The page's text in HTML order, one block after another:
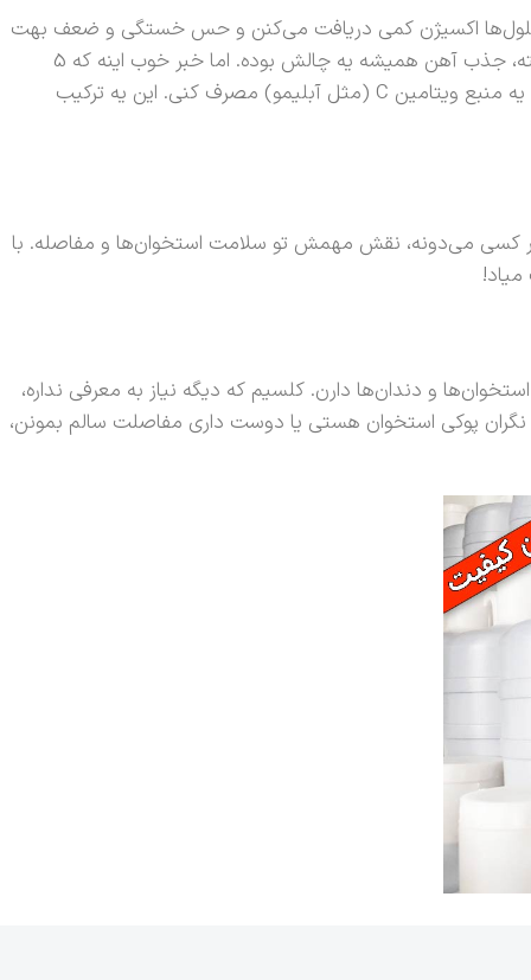
سلول‌ها اکسیژن کمی دریافت می‌کنن و حس خستگی و ضعف بهت
دست میده. شیره انگور به خاطر داشتن آهن فراوان، می‌تونه بهت کمک کنه این کمبود رو جبران کنی و دوباره سرزنده و پرانرژی بشی. البته، جذب آهن همیشه یه چالش بوده. اما خبر خوب اینه که 5
خاصیت فوق‌العاده شیره انگور، با هم‌افزایی که دارن، جذب آهن رو هم راحت‌تر می‌کنن. یادت باشه، برای جذب بهتر آهن، شیره انگور رو با یه منبع ویتامین C (مثل آبلیمو) مصرف کنی. این یه ترکیب
تمومی نداره! یکی از 5 خاصیت فوق‌العاده شیره انگور که کمتر کسی می‌دونه، نقش مهمش تو سلامت استخوان‌ها و مفاصله. با
و دندان‌ها دارن. کلسیم که دیگه نیاز به معرفی نداره،
پوکی استخوان هستی یا دوست داری مفاصلت سالم بمونن،